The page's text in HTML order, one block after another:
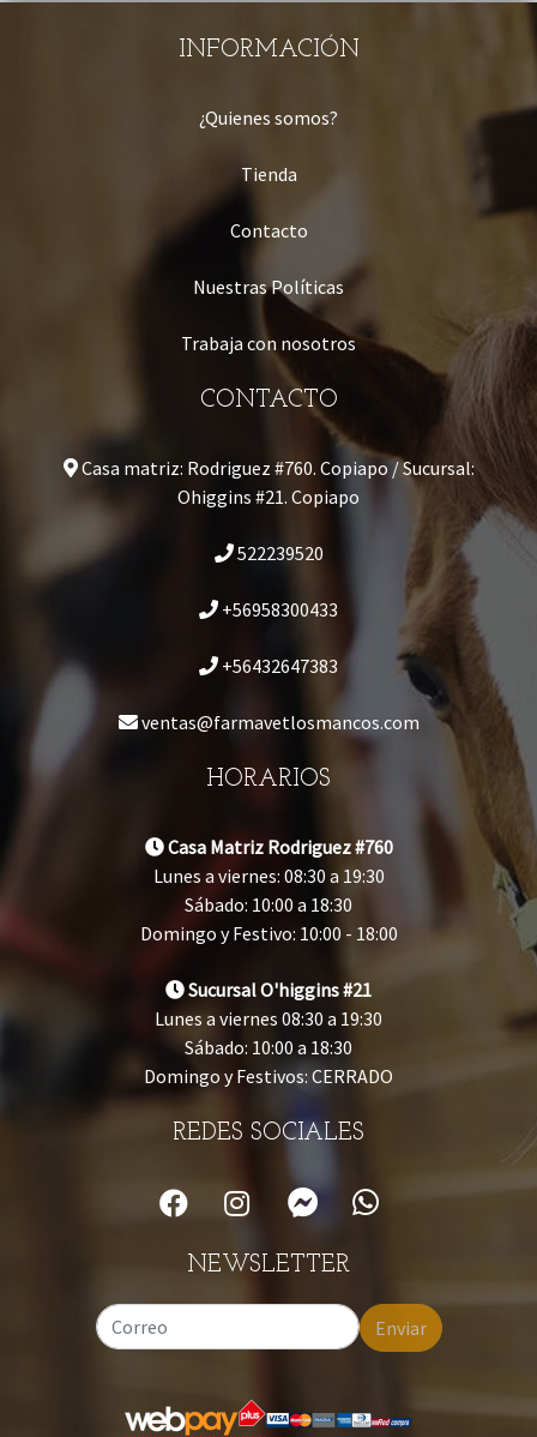
INFORMACIÓN
¿Quienes somos?
Tienda
Contacto
Nuestras Políticas
Trabaja con nosotros
CONTACTO
Casa matriz: Rodriguez #760. Copiapo / Sucursal:
Ohiggins #21. Copiapo
522239520
+56958300433
+56432647383
ventas@farmavetlosmancos.com
HORARIOS
Casa Matriz Rodriguez #760
Lunes a viernes: 08:30 a 19:30
Sábado: 10:00 a 18:30
Domingo y Festivo: 10:00 - 18:00
Sucursal O'higgins #21
Lunes a viernes 08:30 a 19:30
Sábado: 10:00 a 18:30
Domingo y Festivos: CERRADO
REDES SOCIALES
NEWSLETTER
Enviar